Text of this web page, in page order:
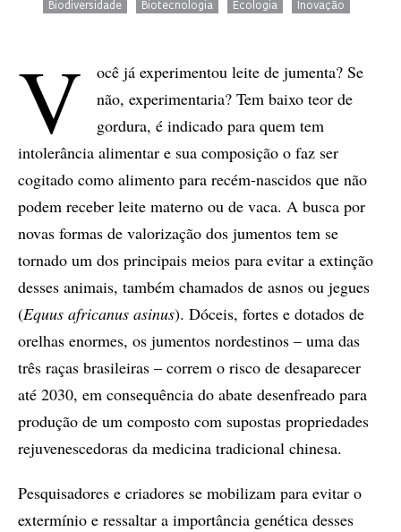
Biodiversidade Biotecnologia Ecologia Inovação
V
ocê já experimentou leite de jumenta? Se
não, experimentaria? Tem baixo teor de
gordura, é indicado para quem tem
intolerância alimentar e sua composição o faz ser
cogitado como alimento para recém-nascidos que não
podem receber leite materno ou de vaca. A busca por
novas formas de valorização dos jumentos tem se
tornado um dos principais meios para evitar a extinção
desses animais, também chamados de asnos ou jegues
(Equus africanus asinus). Dóceis, fortes e dotados de
orelhas enormes, os jumentos nordestinos – uma das
três raças brasileiras – correm o risco de desaparecer
até 2030, em consequência do abate desenfreado para
produção de um composto com supostas propriedades
rejuvenescedoras da medicina tradicional chinesa.
Pesquisadores e criadores se mobilizam para evitar o
extermínio e ressaltar a importância genética desses